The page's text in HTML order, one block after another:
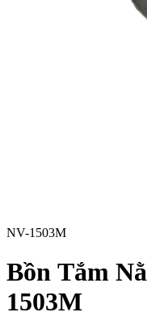
NV-1503M
Bồn Tắm
1503M